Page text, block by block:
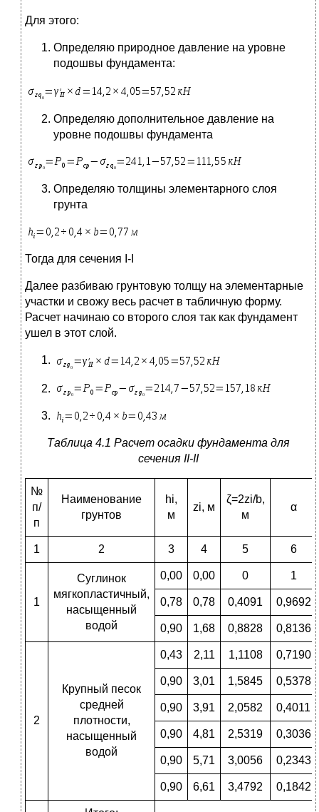
Для этого:
Определяю природное давление на уровне
подошвы фундамента:
Определяю дополнительное давление на
уровне подошвы фундамента
Определяю толщины элементарного слоя
грунта
Тогда для сечения I-I
Далее разбиваю грунтовую толщу на элементарные
участки и свожу весь расчет в табличную форму.
Расчет начинаю со второго слоя так как фундамент
ушел в этот слой.
Таблица 4.1 Расчет осадки фундамента для
сечения II-II
№
п/
п
Наименование
грунтов
hi,
м
zi, м
ζ=2zi/b,
м
α
1 2 3 4 5 6
1
Суглинок
мягкопластичный,
насыщенный
водой
0,00 0,00 0 1
0,78 0,78 0,4091 0,9692
0,90 1,68 0,8828 0,8136
2
Крупный песок
средней
плотности,
насыщенный
водой
0,43 2,11 1,1108 0,7190
0,90 3,01 1,5845 0,5378
0,90 3,91 2,0582 0,4011
0,90 4,81 2,5319 0,3036
0,90 5,71 3,0056 0,2343
0,90 6,61 3,4792 0,1842